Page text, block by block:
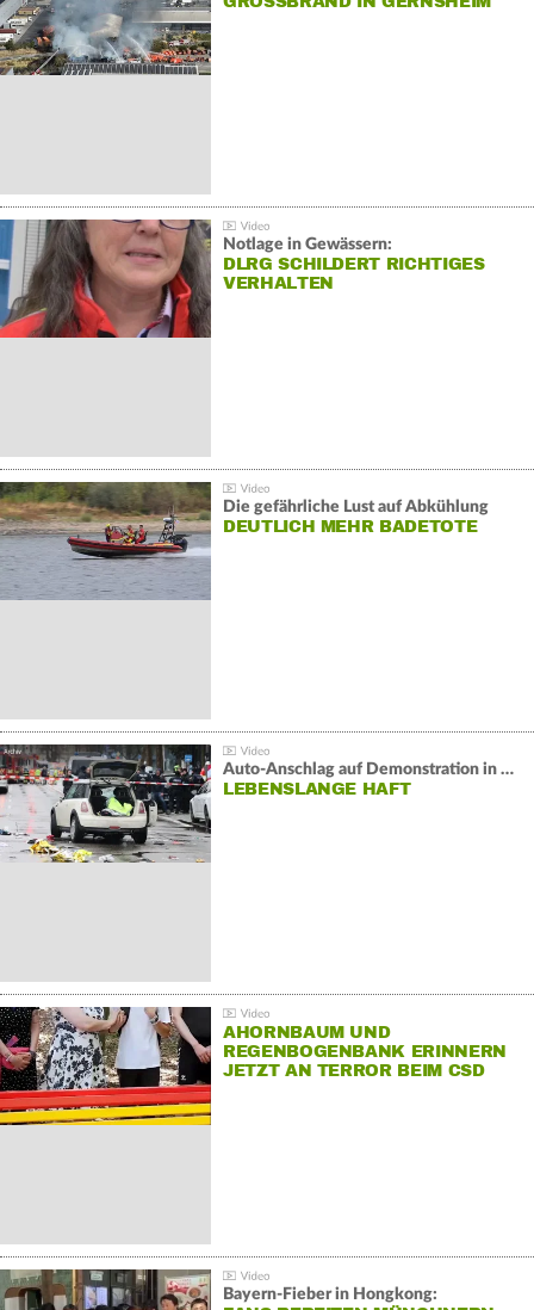
Notlage in Gewässern:
DLRG SCHILDERT RICHTIGES
VERHALTEN
Die gefährliche Lust auf Abkühlung
DEUTLICH MEHR BADETOTE
Auto-Anschlag auf Demonstration in München:
LEBENSLANGE HAFT
AHORNBAUM UND
REGENBOGENBANK ERINNERN
JETZT AN TERROR BEIM CSD
Bayern-Fieber in Hongkong: